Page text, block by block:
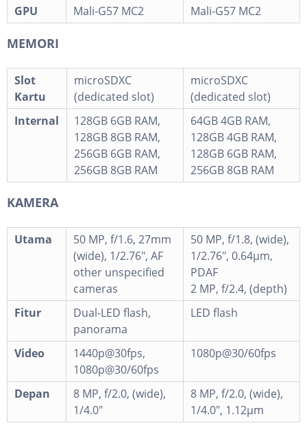
GPU
Mali-G57 MC2 Mali-G57 MC2
MEMORI
Slot
Kartu
microSDXC
(dedicated slot)
microSDXC
(dedicated slot)
Internal
128GB 6GB RAM,
128GB 8GB RAM,
256GB 6GB RAM,
256GB 8GB RAM
64GB 4GB RAM,
128GB 4GB RAM,
128GB 6GB RAM,
256GB 8GB RAM
KAMERA
Utama
50 MP, f/1.6, 27mm
(wide), 1/2.76", AF
other unspecified
cameras
50 MP, f/1.8, (wide),
1/2.76", 0.64µm,
PDAF
2 MP, f/2.4, (depth)
Fitur
Dual-LED flash,
panorama
LED flash
Video
1440p@30fps,
1080p@30/60fps
1080p@30/60fps
Depan
8 MP, f/2.0, (wide),
1/4.0"
8 MP, f/2.0, (wide),
1/4.0", 1.12µm